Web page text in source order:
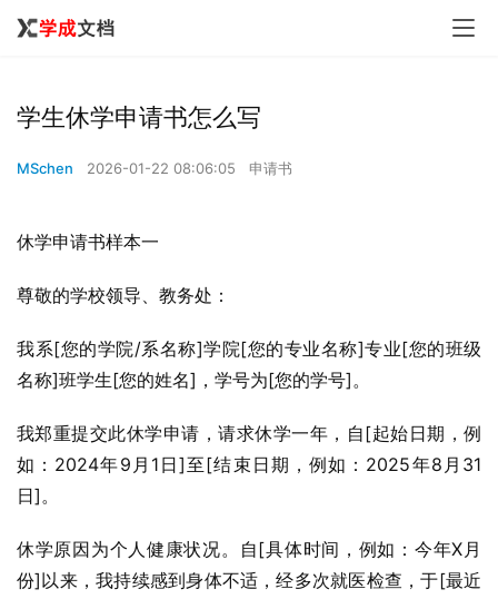
学生休学申请书怎么写
MSchen 2026-01-22 08:06:05 申请书
休学申请书样本一
尊敬的学校领导、教务处：
我系[您的学院/系名称]学院[您的专业名称]专业[您的班级
名称]班学生[您的姓名]，学号为[您的学号]。
我郑重提交此休学申请，请求休学一年，自[起始日期，例
如：2024年9月1日]至[结束日期，例如：2025年8月31
日]。
休学原因为个人健康状况。自[具体时间，例如：今年X月
份]以来，我持续感到身体不适，经多次就医检查，于[最近